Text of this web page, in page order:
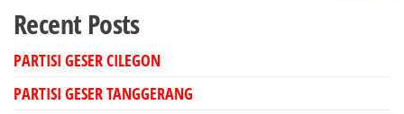
Recent Posts
PARTISI GESER CILEGON
PARTISI GESER TANGGERANG